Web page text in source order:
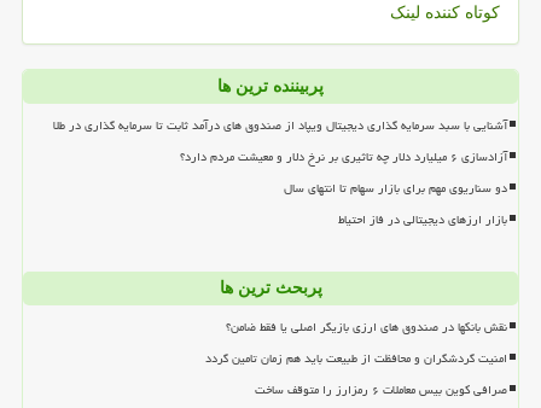
کوتاه کننده لینک
پربیننده ترین ها
آشنایی با سبد سرمایه گذاری دیجیتال ویپاد از صندوق های درآمد ثابت تا سرمایه گذاری در طلا
آزادسازی ۶ میلیارد دلار چه تاثیری بر نرخ دلار و معیشت مردم دارد؟
دو سناریوی مهم برای بازار سهام تا انتهای سال
بازار ارزهای دیجیتالی در فاز احتیاط
پربحث ترین ها
نقش بانکها در صندوق های ارزی بازیگر اصلی یا فقط ضامن؟
امنیت گردشگران و محافظت از طبیعت باید هم زمان تامین گردد
صرافی کوین بیس معاملات ۶ رمزارز را متوقف ساخت